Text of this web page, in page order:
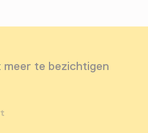
te bezichtigen